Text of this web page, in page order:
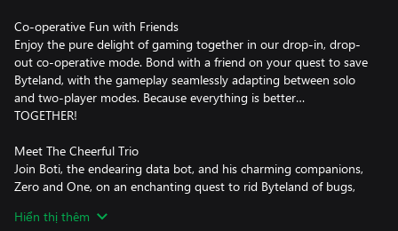
Co-operative Fun with Friends
Enjoy the pure delight of gaming together in our drop-in, drop-
out co-operative mode. Bond with a friend on your quest to save
Byteland, with the gameplay seamlessly adapting between solo
and two-player modes. Because everything is better…
TOGETHER!
Meet The Cheerful Trio
Join Boti, the endearing data bot, and his charming companions,
Zero and One, on an enchanting quest to rid Byteland of bugs,
chuckle.
Hiển thị thêm